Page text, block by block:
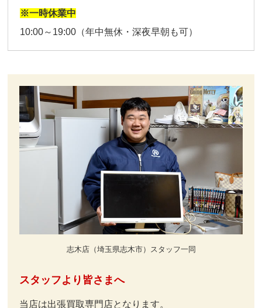
※一時休業中
10:00～19:00（年中無休・深夜早朝も可）
志⽊店（埼⽟県志⽊市）スタッフ一同
スタッフより皆さまへ
当店は出張買取専門店となります。